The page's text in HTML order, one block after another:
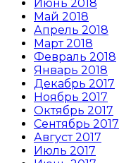
Июнь 2018
Май 2018
Апрель 2018
Март 2018
Февраль 2018
Январь 2018
Декабрь 2017
Ноябрь 2017
Октябрь 2017
Сентябрь 2017
Август 2017
Июль 2017